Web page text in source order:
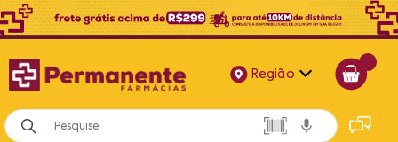
Região
Alagoas